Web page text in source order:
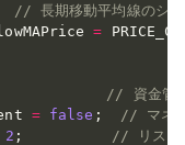
// 長期移動平均線のシ
=
// 資金管
= false ;
// マネー
2 ;
// リスク